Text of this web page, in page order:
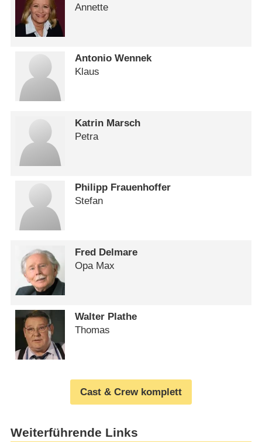
Annette
Antonio Wennek
Klaus
Katrin Marsch
Petra
Philipp Frauenhoffer
Stefan
Fred Delmare
Opa Max
Walter Plathe
Thomas
Cast & Crew komplett
Weiterführende Links